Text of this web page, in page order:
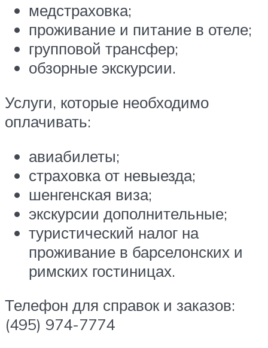
медстраховка;
проживание и питание в отеле;
групповой трансфер;
обзорные экскурсии.
Услуги, которые необходимо
оплачивать:
авиабилеты;
страховка от невыезда;
шенгенская виза;
экскурсии дополнительные;
туристический налог на
проживание в барселонских и
римских гостиницах.
Телефон для справок и заказов:
(495) 974-7774